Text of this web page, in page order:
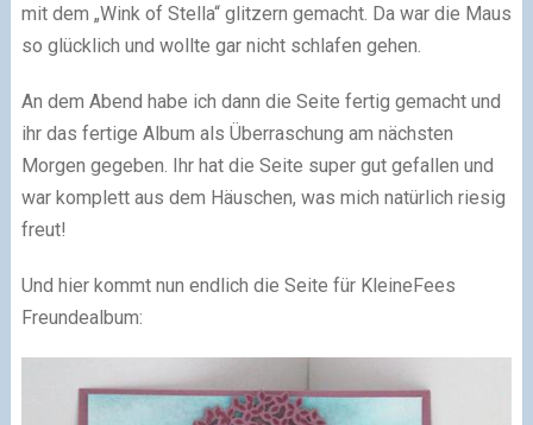
mit dem „Wink of Stella“ glitzern gemacht. Da war die Maus
so glücklich und wollte gar nicht schlafen gehen.
An dem Abend habe ich dann die Seite fertig gemacht und
ihr das fertige Album als Überraschung am nächsten
Morgen gegeben. Ihr hat die Seite super gut gefallen und
war komplett aus dem Häuschen, was mich natürlich riesig
freut!
Und hier kommt nun endlich die Seite für KleineFees
Freundealbum: